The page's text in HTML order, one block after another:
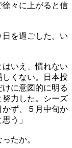
々に上がると信
を過ごした。い
はいえ、慣れない
くない。日本投
に意図的に明る
力した。シーズ
かず、５月中旬か
う」
たか。